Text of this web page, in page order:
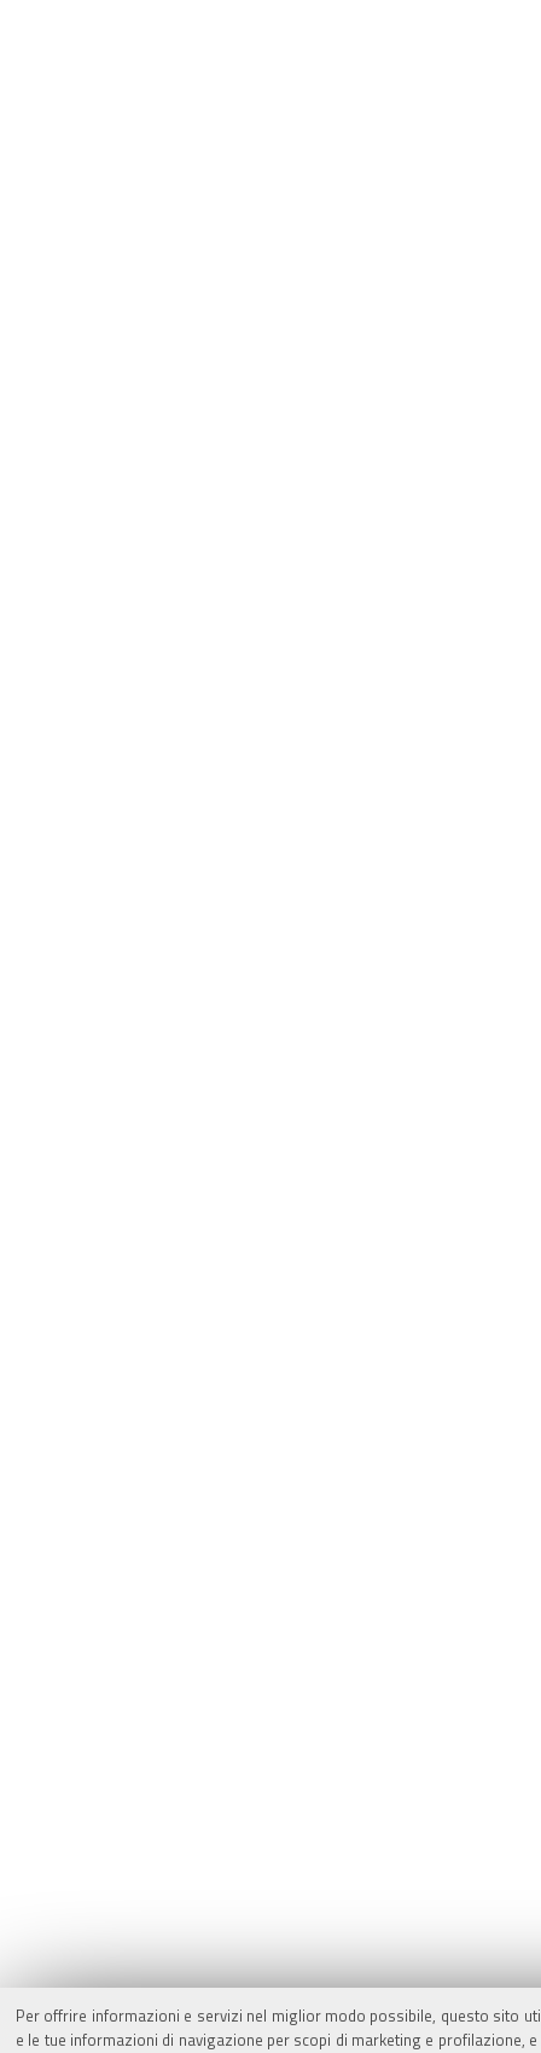
Per offrire informazioni e servizi nel miglior modo possibile, questo sito
e le tue informazioni di navigazione per scopi di marketing e